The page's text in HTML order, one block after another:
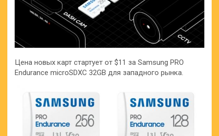
Цена новых карт стартует от $11 за Samsung PRO
Endurance microSDXC 32GB для западного рынка.